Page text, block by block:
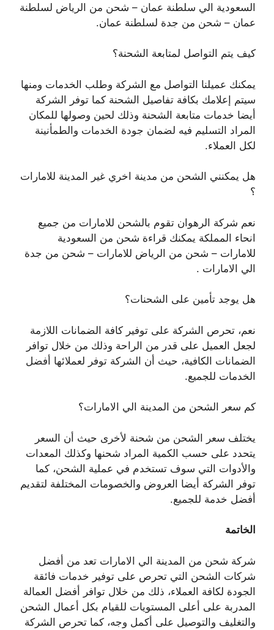
السعودية الي سلطنة عمان – شحن من الرياض لسلطنة
عمان – شحن من جدة لسلطنة عمان.
كيف يتم التواصل لمتابعة الشحنة؟
يمكنك عميلنا التواصل مع الشركة وطلب الخدمات ومنها
سيتم إعلامك بكافة تفاصيل الشحنة كما توفر الشركة
أيضا خدمات متابعة الشحنة وذلك لحين وصولها للمكان
المراد التسليم فيه لضمان جودة الخدمات والطمأنينة
لكل العملاء.
هل يمكنني الشحن من مدينة اخري غير المدينة للامارات
؟
نعم شركة الرهوان تقوم بالشحن للامارات من جميع
انحاء المملكة يمكنك قراءة شحن من السعودية
للامارات – شحن من الرياض للامارات – شحن من جدة
الي الامارات .
هل يوجد تأمين على الشحنات؟
نعم، تحرص الشركة على توفير كافة الضمانات اللازمة
لجعل العميل على قدر من الراحة وذلك من خلال توافر
الضمانات الكافية، حيث أن الشركة توفر لعملائها أفضل
الخدمات للجميع.
كم سعر الشحن من المدينة الي الامارات؟
يختلف سعر الشحن من شحنة لأخرى حيث أن السعر
يتحدد على حسب الكمية المراد شحنها وكذلك المعدات
والأدوات التي سوف تستخدم في عملية الشحن، كما
توفر الشركة أيضا العروض والخصومات المختلفة لتقديم
أفضل خدمة للجميع.
الخاتمة
شركة شحن من المدينة الي الامارات تعد من أفضل
شركات الشحن التي تحرص على توفير خدمات فائقة
الجودة لكافة العملاء، ذلك من خلال توافر أفضل العمالة
المدربة على أعلى المستويات للقيام بكل أعمال الشحن
والتغليف والتوصيل على أكمل وجه، كما تحرص الشركة